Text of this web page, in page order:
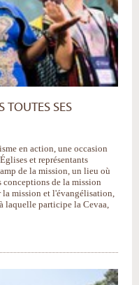
TOUTES SES
en action, une occasion
et représentants
de la mission, un lieu où
conceptions de la mission
mission et l'évangélisation,
laquelle participe la Cevaa,